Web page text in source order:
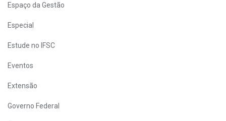
Espaço da Gestão
Especial
Estude no IFSC
Eventos
Extensão
Governo Federal